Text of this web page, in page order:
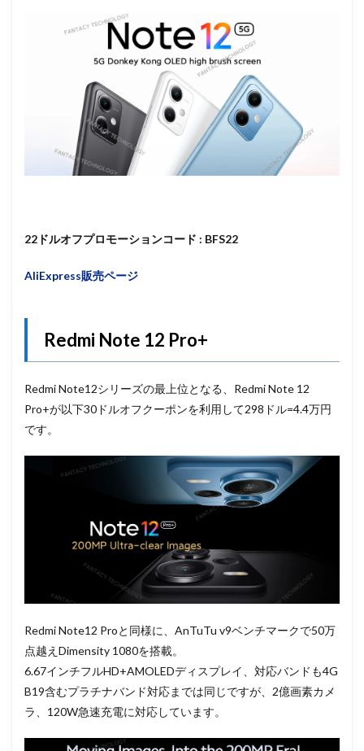
22ドルオフプロモーションコード : BFS22
AliExpress販売ページ
Redmi Note 12 Pro+
Redmi Note12シリーズの最上位となる、Redmi Note 12
Pro+が以下30ドルオフクーポンを利用して298ドル=4.4万円
です。
Redmi Note12 Proと同様に、AnTuTu v9ベンチマークで50万
点越えDimensity 1080を搭載。
6.67インチフルHD+AMOLEDディスプレイ、対応バンドも4G
B19含むプラチナバンド対応までは同じですが、2億画素カメ
ラ、120W急速充電に対応しています。